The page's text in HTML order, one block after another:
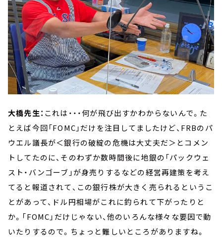
大橋先生： これは・・・何が飛び出すかわからないんで。た
とえば今回「FOMC」だけを注目してましたけど、FRBのパ
ウエル議長が＜銀行の破綻の危機は大丈夫だ＞とコメン
トしてたのに、そのわずか数時間後に地銀の「パックウェ
スト・バンゴーブ」が身売りするなどの経営再建策を考え
てると報道されて、この銀行株が大きく売られるというこ
とがあって、ドル円相場がこれに釣られて下がったりと
か。「FOMC」だけじゃない、他のいろんな様々な要因で動
いたりするので。ちょっと難しいところがありますね。